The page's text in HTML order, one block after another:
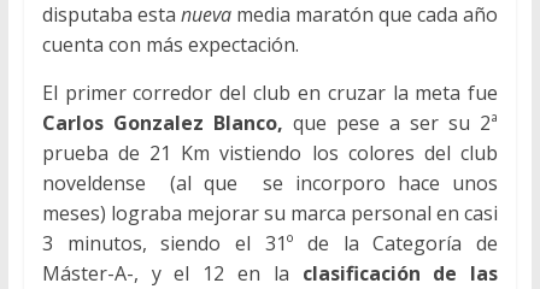
disputaba esta nuevamedia maratón que cada año
cuenta con más expectación.
El primer corredor del club en cruzar la meta fue
Carlos Gonzalez Blanco, que pese a ser su 2ª
prueba de 21 Km vistiendo los colores del club
noveldense (al que se incorporo hace unos
meses) lograba mejorar su marca personal en casi
3 minutos, siendo el 31º de la Categoría de
Máster-A-, y el 12 en la clasificación de las